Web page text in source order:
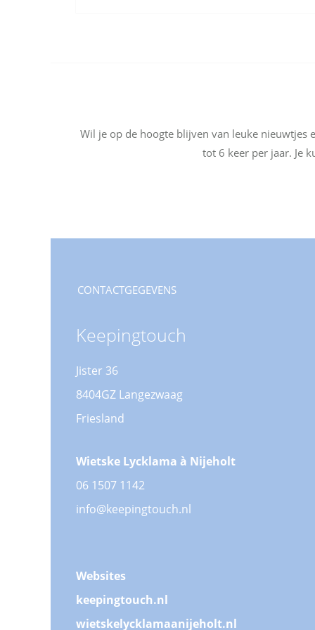
Wil je op de hoogte blijven van leuke nieuwtjes
tot 6 keer per jaar. Je
CONTACTGEGEVENS
Keepingtouch
Jister 36
8404GZ Langezwaag
Friesland
Wietske Lycklama à Nijeholt
06 1507 1142
info@keepingtouch.nl
Websites
keepingtouch.nl
wietskelycklamaanijeholt.nl